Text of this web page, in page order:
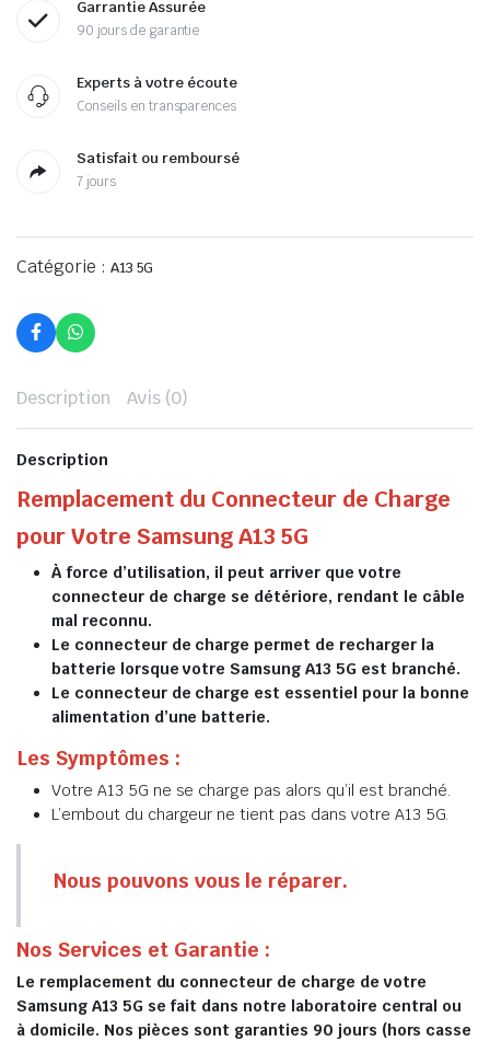
Garrantie Assurée
90 jours de garantie
Experts à votre écoute
Conseils en transparences
Satisfait ou remboursé
7 jours
Catégorie : A13 5G
Description Avis (0)
Description
Remplacement du Connecteur de Charge
pour Votre Samsung A13 5G
À force d’utilisation, il peut arriver que votre
connecteur de charge se détériore, rendant le câble
mal reconnu.
Le connecteur de charge permet de recharger la
batterie lorsque votre Samsung A13 5G est branché.
Le connecteur de charge est essentiel pour la bonne
alimentation d’une batterie.
Les Symptômes :
Votre A13 5G ne se charge pas alors qu’il est branché.
L’embout du chargeur ne tient pas dans votre A13 5G.
Nous pouvons vous le réparer.
Nos Services et Garantie :
Le remplacement du connecteur de charge de votre
Samsung A13 5G se fait dans notre laboratoire central ou
à domicile. Nos pièces sont garanties 90 jours (hors casse